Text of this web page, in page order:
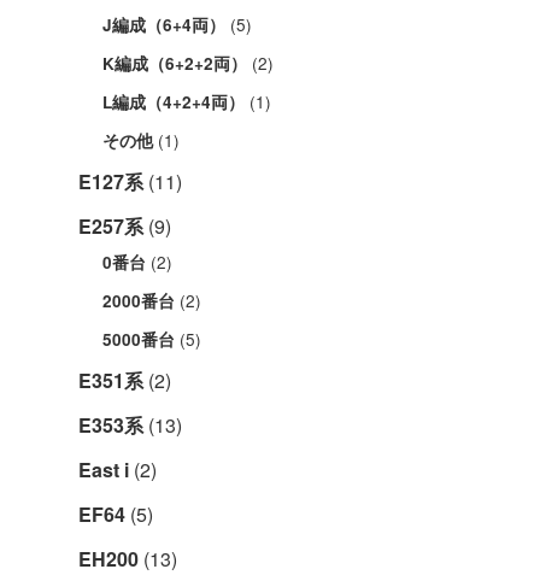
J編成（6+4両） (5)
K編成（6+2+2両） (2)
L編成（4+2+4両） (1)
その他(1)
E127系(11)
E257系(9)
0番台 (2)
2000番台 (2)
5000番台 (5)
E351系(2)
E353系(13)
East i (2)
EF64 (5)
EH200 (13)